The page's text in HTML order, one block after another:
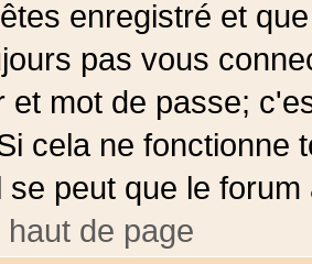
enregistré et
pas vous
et mot de passe;
cela ne fonctionne
se peut que le
de page